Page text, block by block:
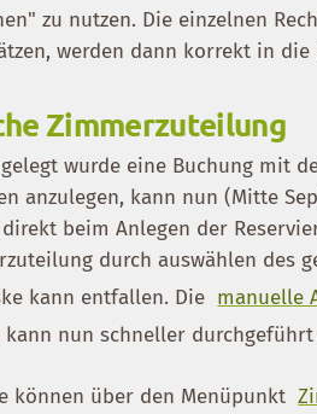
zu nutzen. Die einzelnen
werden dann korrekt in die
Zimmerzuteilung
wurde eine Buchung mit
anzulegen, kann nun (Mitte
direkt beim Anlegen der
durch auswählen des
kann entfallen. Die manuelle
kann nun schneller durchgeführt
können über den Menüpunkt